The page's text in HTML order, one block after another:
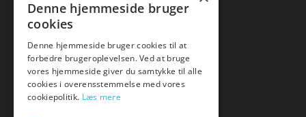
Tlf: 7876 8672
Mail: hej@amare.dk
Denne hjemmeside bruger
cookies
Denne hjemmeside bruger cookies til at
forbedre brugeroplevelsen. Ved at bruge
vores hjemmeside giver du samtykke til alle
cookies i overensstemmelse med vores
cookiepolitik. Læs mere